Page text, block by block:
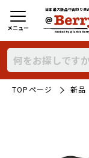
日本最大新品中古釣り具
メニュー
TOPページ 新品